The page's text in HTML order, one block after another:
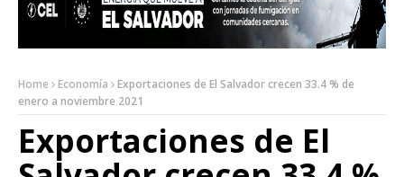
Home Economía
Exportaciones de El Salvador crecen 33.4 % de
enero a noviembre 2021
Exportaciones de El